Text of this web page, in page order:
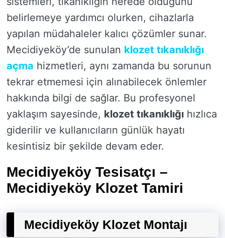
belirlemeye yardımcı olurken, cihazlarla
yapılan müdahaleler kalıcı çözümler sunar.
Mecidiyeköy’de sunulan klozet tıkanıklığı
açma hizmetleri, aynı zamanda bu sorunun
tekrar etmemesi için alınabilecek önlemler
hakkında bilgi de sağlar. Bu profesyonel
yaklaşım sayesinde, klozet tıkanıklığı hızlıca
giderilir ve kullanıcıların günlük hayatı
kesintisiz bir şekilde devam eder.
Mecidiyeköy Tesisatçı –
Mecidiyeköy Klozet Tamiri
Mecidiyeköy Klozet Montajı